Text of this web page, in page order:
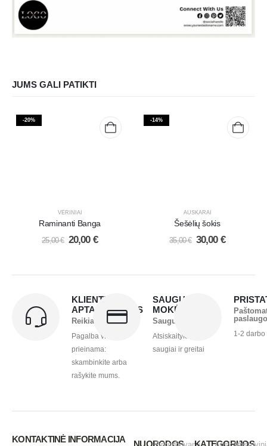
JUMS GALI PATIKTI
-20%
VĖRINIAI
Raminanti Banga
25,00€ 20,00 €
-14%
AUSKARAI
Šešėlių šokis
35,00€ 30,00 €
KLIENTŲ
APTARNAVIMAS
Reikia pagalbos?
Pagalba visada
prieinama:
skambinkite arba
rašykite mums.
SAUGUS
MOKĖJIMAS
Saugu ir greita
Atsiskaitykite
saugiai ir greitai
1-2
KONTAKTINĖ INFORMACIJA